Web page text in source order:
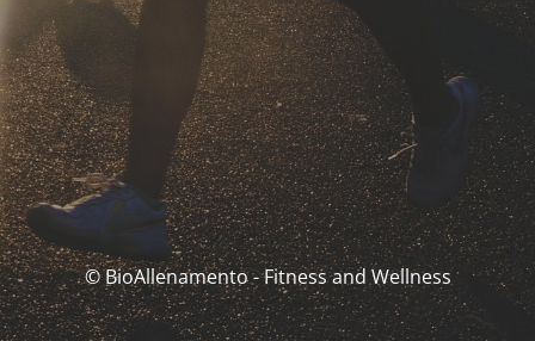
© BioAllenamento - Fitness and Wellness